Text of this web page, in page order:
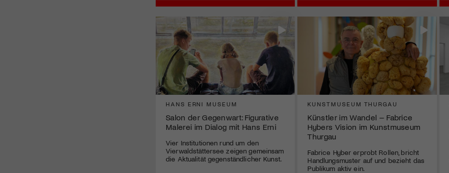
HANS ERNI MUSEUM
Salon der Gegenwart: Figurative
Malerei im Dialog mit Hans Erni
Vier Institutionen rund um den
Vierwaldstättersee zeigen gemeinsam
die Aktualität gegenständlicher Kunst.
KUNSTMUSEUM THURGAU
Künstler im Wandel – Fabrice
Hybers Vision im Kunstmuseum
Thurgau
Fabrice Hyber erprobt Rollen, bricht
Handlungsmuster auf und bezieht das
Publikum aktiv ein.